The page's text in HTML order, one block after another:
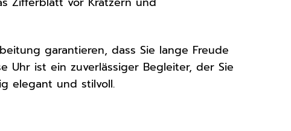
garantieren, dass Sie lange Freude
Uhr ist ein zuverlässiger Begleiter, der Sie
elegant und stilvoll.